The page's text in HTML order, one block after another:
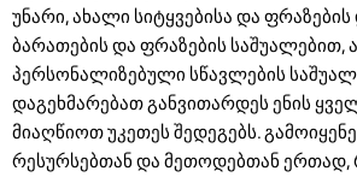
უნარი, ახალი სიტყვებისა და
ბარათების და ფრაზების საშუალებით,
პერსონალიზებული სწავლების
დაგეხმარებათ განვითარდეს ენის
მიაღწიოთ უკეთეს შედეგებს.
რესურსებთან და მეთოდებთან